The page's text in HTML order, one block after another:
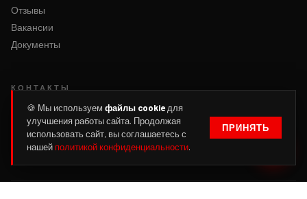
Отзывы
Вакансии
Документы
КОНТАКТЫ
Написать нам
Оформить заявку
🍪 Мы используем файлы cookie для
улучшения работы сайта. Продолжая
использовать сайт, вы соглашаетесь с
нашей политикой конфиденциальности.
ПРИНЯТЬ